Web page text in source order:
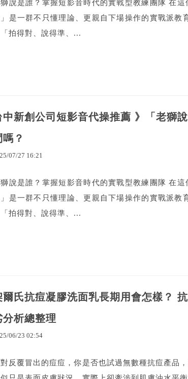
說是誰？掌握短影音時代的實戰型教練團隊 在
是一群不只懂理論、更親自下場操作的實戰派教
拍得對、說得準、...
中新創公司短影音代操推薦 》「老獅
嗎？
/07/27 16:21
說是誰？掌握短影音時代的實戰型教練團隊 在
是一群不只懂理論、更親自下場操作的實戰派教
拍得對、說得準、...
爾氏抗痘凝膠洗面乳長期用會怎樣？
分析總整理
/06/23 02:54
反覆冒出的痘痘，你是否也試過無數種抗痘產品